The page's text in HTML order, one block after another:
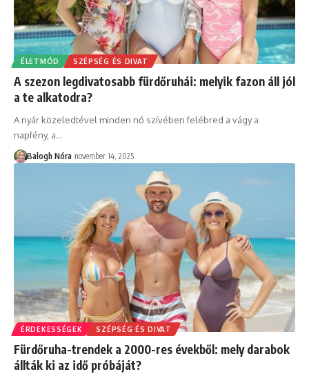
ÉLETMÓD SZÉPSÉG ÉS DIVAT
A szezon legdivatosabb fürdőruhái: melyik fazon áll jól
a te alkatodra?
A nyár közeledtével minden nő szívében felébred a vágy a
napfény, a…
Balogh Nóra november 14, 2025
ÉRDEKESSÉGEK SZÉPSÉG ÉS DIVAT
Fürdőruha-trendek a 2000-res évekből: mely darabok
állták ki az idő próbáját?